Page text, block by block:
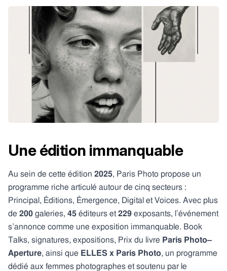
Une édition immanquable
Au sein de cette édition 2025, Paris Photo propose un
programme riche articulé autour de cinq secteurs :
Principal, Éditions, Émergence, Digital et Voices. Avec plus
de 200 galeries, 45 éditeurs et 229 exposants, l’événement
s’annonce comme une exposition immanquable. Book
Talks, signatures, expositions, Prix du livre Paris Photo–
Aperture, ainsi que ELLES x Paris Photo, un programme
dédié aux femmes photographes et soutenu par le